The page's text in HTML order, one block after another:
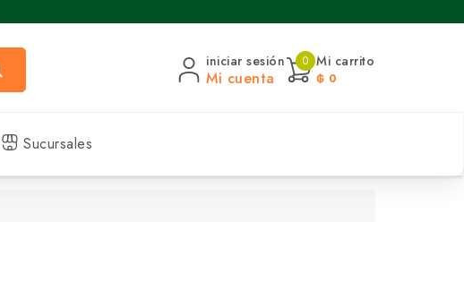
iniciar sesión
Mi cuenta
0 Mi carrito
₲ 0
Sucursales